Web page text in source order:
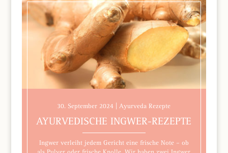
30. September 2024 | Ayurveda Rezepte
AYURVEDISCHE INGWER-REZEPTE
Ingwer verleiht jedem Gericht eine frische Note – ob